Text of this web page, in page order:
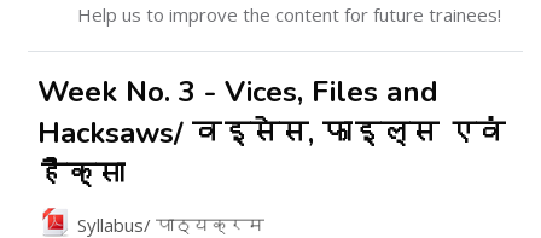
Help us to improve the content for future trainees!
Week No. 3 - Vices, Files and
Hacksaws/ वइसेस, फाइल्स एवं
हैक्सा
Syllabus/ पाठ्यक्रम
File